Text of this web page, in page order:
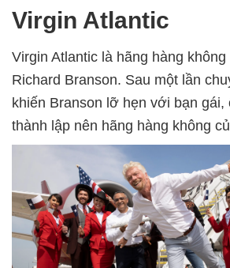
Virgin Atlantic
Virgin Atlantic là hãng hàng không
Richard Branson. Sau một lần
khiến Branson lỡ hẹn với bạn gái,
thành lập nên hãng hàng không